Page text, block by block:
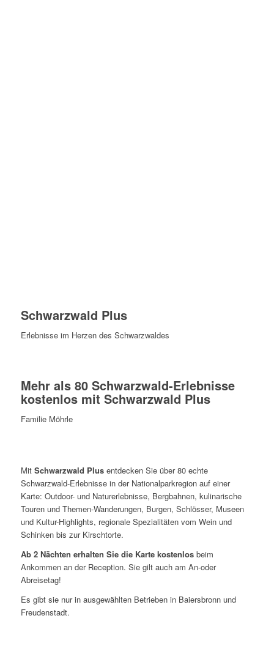
Schwarzwald Plus
Erlebnisse im Herzen des Schwarzwaldes
Mehr als 80 Schwarzwald-Erlebnisse
kostenlos mit Schwarzwald Plus
Familie Möhrle
Mit Schwarzwald Plus entdecken Sie über 80 echte
Schwarzwald-Erlebnisse in der Nationalparkregion auf einer
Karte: Outdoor- und Naturerlebnisse, Bergbahnen, kulinarische
Touren und Themen-Wanderungen, Burgen, Schlösser, Museen
und Kultur-Highlights, regionale Spezialitäten vom Wein und
Schinken bis zur Kirschtorte.
Ab 2 Nächten erhalten Sie die Karte kostenlosbeim
Ankommen an der Reception. Sie gilt auch am An-oder
Abreisetag!
Es gibt sie nur in ausgewählten Betrieben in Baiersbronn und
Freudenstadt.